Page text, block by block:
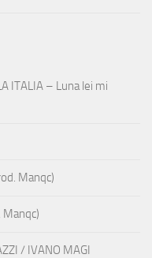
ITALIA – Luna lei mi
Manqc)
/ IVANO MAGI